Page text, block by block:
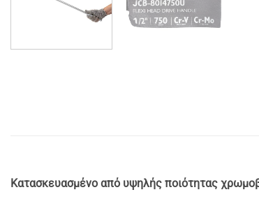
Κατασκευασμένο από υψηλής ποιότητας